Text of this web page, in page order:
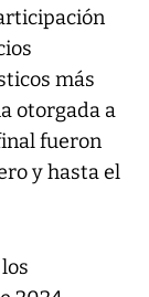
más
otorgada a
fueron
y hasta el